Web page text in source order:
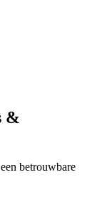
&
betrouwbare